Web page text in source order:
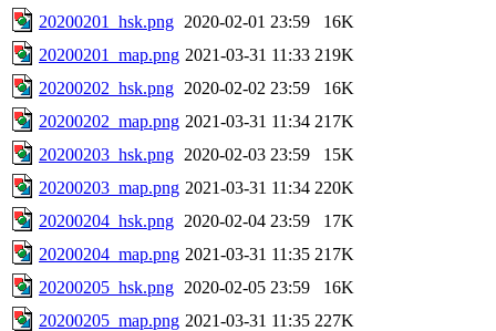
20200201_hsk.png 2020-02-01 23:59
16K
20200201_map.png 2021-03-31 11:33 219K
20200202_hsk.png 2020-02-02 23:59
16K
20200202_map.png 2021-03-31 11:34 217K
20200203_hsk.png 2020-02-03 23:59
15K
20200203_map.png 2021-03-31 11:34 220K
20200204_hsk.png 2020-02-04 23:59
17K
20200204_map.png 2021-03-31 11:35 217K
20200205_hsk.png 2020-02-05 23:59
16K
20200205_map.png 2021-03-31 11:35 227K